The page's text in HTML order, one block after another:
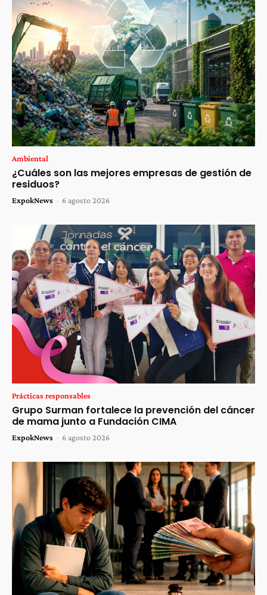
Ambiental
¿Cuáles son las mejores empresas de gestión de
residuos?
ExpokNews - 6 agosto 2026
Prácticas responsables
Grupo Surman fortalece la prevención del cáncer
de mama junto a Fundación CIMA
ExpokNews - 6 agosto 2026